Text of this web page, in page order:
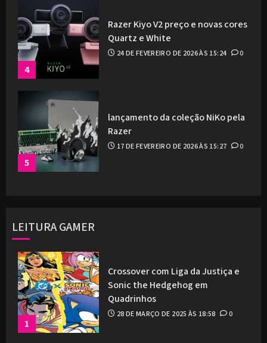
4
Razer Kiyo V2 preço e novas cores
Quartz e White
24 DE FEVEREIRO DE 2026 ÀS 15:24 0
5
lançamento da coleção NiKo pela
Razer
17 DE FEVEREIRO DE 2026 ÀS 15:27 0
LEITURA GAMER
1
Crossover com Liga da Justiça e
Sonic the Hedgehog em
Quadrinhos
28 DE MARÇO DE 2025 ÀS 18:58 0